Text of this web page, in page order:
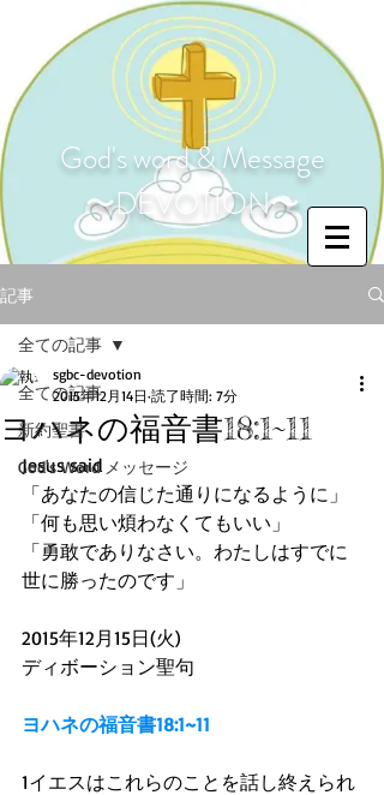
God's word & Message
〜DEVOTION〜
記事
全ての記事
新約聖書
God's Word メッセージ
全ての記事
ヨハネの福音書18:1~11
sgbc-devotion
2015年12月14日 読了時間: 7分
Jesus said
「あなたの信じた通りになるように」
「何も思い煩わなくてもいい」
「勇敢でありなさい。わたしはすでに
世に勝ったのです」
2015年12月15日(火)
ディボーション聖句
ヨハネの福音書18:1~11
1イエスはこれらのことを話し終えられ